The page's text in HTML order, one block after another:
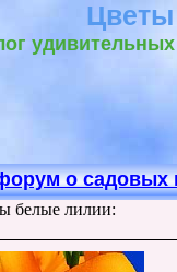
о садовых
белые лилии: